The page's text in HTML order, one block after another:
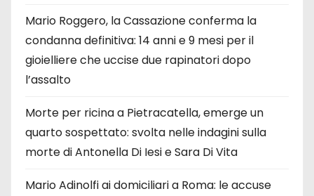
Mario Roggero, la Cassazione conferma la
condanna definitiva: 14 anni e 9 mesi per il
gioielliere che uccise due rapinatori dopo
l’assalto
Morte per ricina a Pietracatella, emerge un
quarto sospettato: svolta nelle indagini sulla
morte di Antonella Di Iesi e Sara Di Vita
Mario Adinolfi ai domiciliari a Roma: le accuse